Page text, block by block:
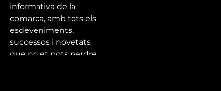
informativa de la
comarca, amb tots els
esdeveniments,
successos i novetats
que no et pots perdre.